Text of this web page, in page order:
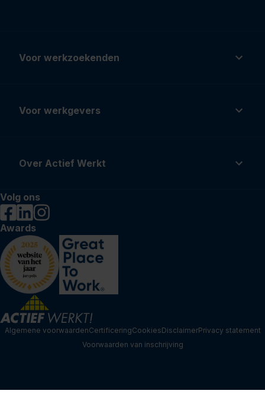
Voor werkzoekenden
Voor werkgevers
Over Actief Werkt
Volg ons
Awards
Algemene voorwaardenCertificeringCookiesDisclaimerPrivacy statement
Voorwaarden van inschrijving